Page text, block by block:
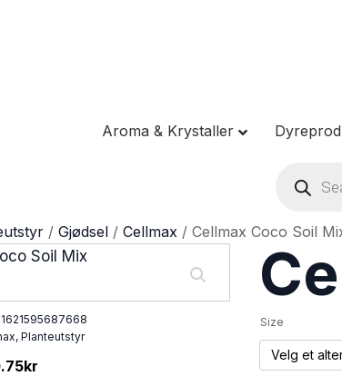
Aroma & Krystaller
Products
search
/ Gjødsel / Cellmax / Cellmax Coco Soil
1621595687668
, Planteutstyr
kr
Size